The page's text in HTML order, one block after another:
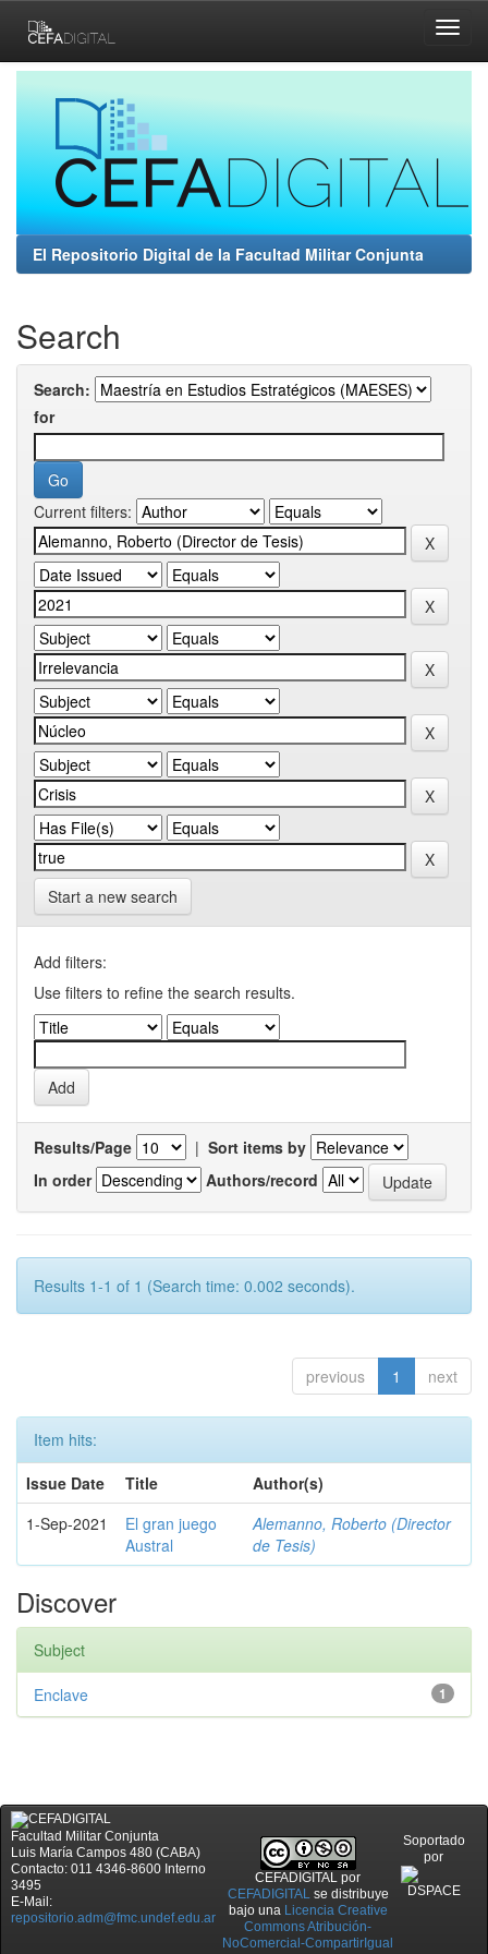
navigation
El Repositorio Digital de la Facultad Militar Conjunta
Search
Search:
for
Current filters:
Start a new search
Add filters:
Use filters to refine the search results.
Results/Page | Sort items by
In order
Authors/record
Results 1-1 of 1 (Search time: 0.002 seconds).
previous 1 next
Item hits:
Issue Date
Title
Author(s)
1-Sep-2021
El gran juego
Austral
Alemanno, Roberto (Director
de Tesis)
Discover
Subject
1
Enclave
Facultad Militar Conjunta
Luis María Campos 480 (CABA)
Contacto: 011 4346-8600 Interno
3495
E-Mail:
repositorio.adm@fmc.undef.edu.ar
CEFADIGITAL por
CEFADIGITALse distribuye
bajo una Licencia Creative
Commons Atribución-
NoComercial-CompartirIgual
Soportado
por